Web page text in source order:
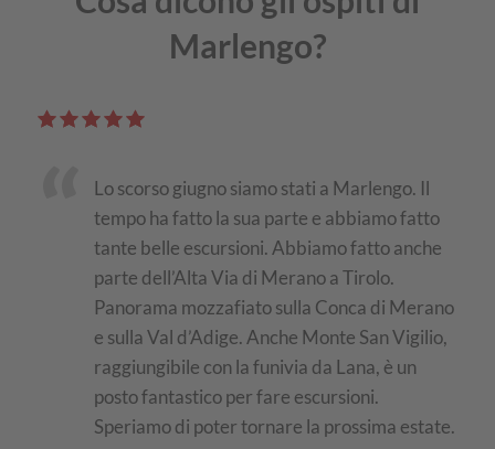
Marlengo?
Lo scorso giugno siamo stati a Marlengo. Il
tempo ha fatto la sua parte e abbiamo fatto
tante belle escursioni. Abbiamo fatto anche
parte dell’Alta Via di Merano a Tirolo.
Panorama mozzafiato sulla Conca di Merano
e sulla Val d’Adige. Anche Monte San Vigilio,
raggiungibile con la funivia da Lana, è un
posto fantastico per fare escursioni.
Speriamo di poter tornare la prossima estate.